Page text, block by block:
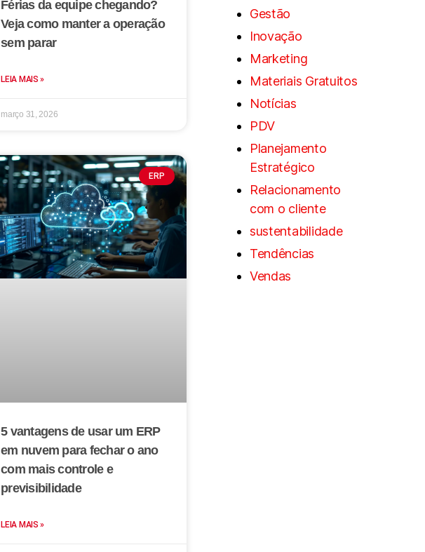
Férias da equipe chegando?
Veja como manter a operação
sem parar
LEIA MAIS »
março 31, 2026
ERP
5 vantagens de usar um ERP
em nuvem para fechar o ano
com mais controle e
previsibilidade
LEIA MAIS »
Gestão
Inovação
Marketing
Materiais Gratuitos
Notícias
PDV
Planejamento
Estratégico
Relacionamento
com o cliente
sustentabilidade
Tendências
Vendas